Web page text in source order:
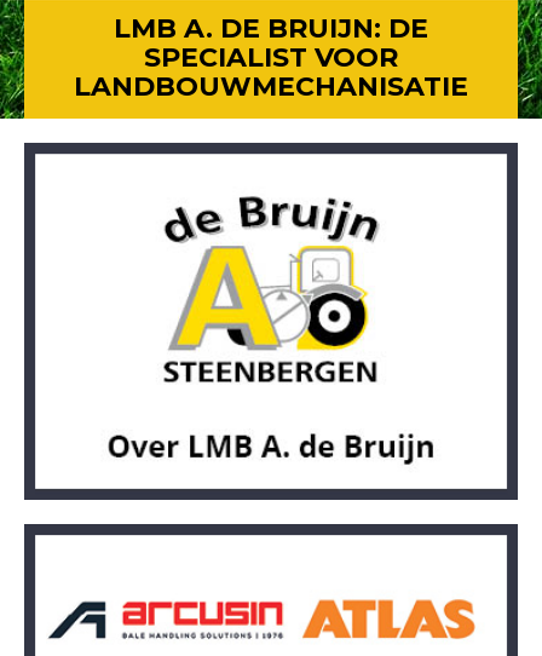
LMB A. DE BRUIJN: DE
SPECIALIST VOOR
LANDBOUWMECHANISATIE